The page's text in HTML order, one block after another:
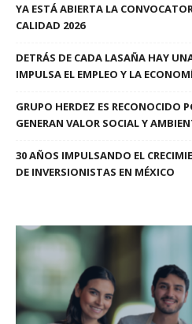
YA ESTÁ ABIERTA LA
CALIDAD 2026
DETRÁS DE CADA LASAÑA HAY
IMPULSA EL EMPLEO Y LA
GRUPO HERDEZ ES RECONOCIDO
GENERAN VALOR SOCIAL Y
30 AÑOS IMPULSANDO EL
DE INVERSIONISTAS EN MÉXICO